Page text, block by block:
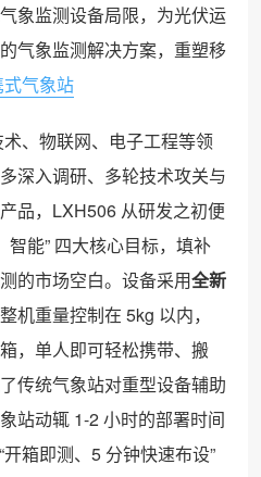
象监测设备局限，为光伏运
气象监测解决方案，重塑移
气象站
、物联网、电子工程等领
深入调研、多轮技术攻关与
品，LXH506 从研发之初便
智能” 四大核心目标，填补
的市场空白。设备采用全新
机重量控制在 5kg 以内，
，单人即可轻松携带、搬
传统气象站对重型设备辅助
站动辄 1-2 小时的部署时间
箱即测、5 分钟快速布设”